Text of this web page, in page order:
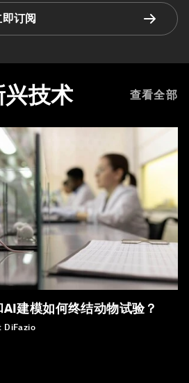
订阅
兴技术 查看全部
建模如何终结动物试验？
DiFazio